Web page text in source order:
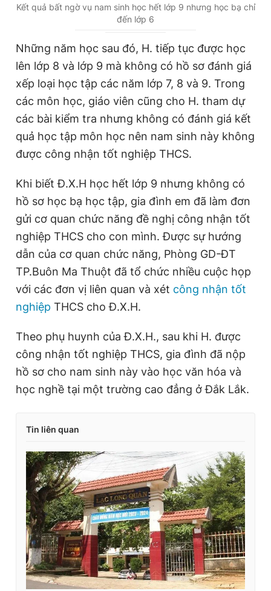
u
r
e
T
m
u
t
n
Kết quả bất ngờ vụ nam sinh học hết lớp 9 nhưng học bạ chỉ
đến lớp 6
Những năm học sau đó, H. tiếp tục được học
lên lớp 8 và lớp 9 mà không có hồ sơ đánh giá
xếp loại học tập các năm lớp 7, 8 và 9. Trong
các môn học, giáo viên cũng cho H. tham dự
các bài kiểm tra nhưng không có đánh giá kết
quả học tập môn học nên nam sinh này không
được công nhận tốt nghiệp THCS.
Khi biết Đ.X.H học hết lớp 9 nhưng không có
hồ sơ học bạ học tập, gia đình em đã làm đơn
gửi cơ quan chức năng đề nghị công nhận tốt
nghiệp THCS cho con mình. Được sự hướng
dẫn của cơ quan chức năng, Phòng GD-ĐT
TP.Buôn Ma Thuột đã tổ chức nhiều cuộc họp
với các đơn vị liên quan và xét công nhận tốt
nghiệp THCS cho Đ.X.H.
Theo phụ huynh của Đ.X.H., sau khi H. được
công nhận tốt nghiệp THCS, gia đình đã nộp
hồ sơ cho nam sinh này vào học văn hóa và
học nghề tại một trường cao đẳng ở Đắk Lắk.
Tin liên quan